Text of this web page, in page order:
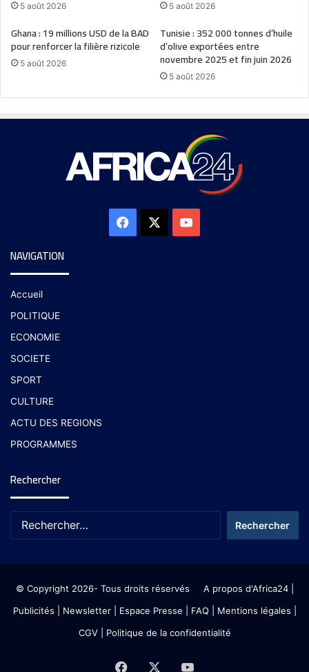
5 août 2026 5 août 2026
Ghana : 19 millions USD de la BAD
pour renforcer la filière rizicole
5 août 2026
Tunisie : 352 000 tonnes d’huile
d’olive exportées entre
novembre 2025 et fin juin 2026
5 août 2026
NAVIGATION
Accueil
POLITIQUE
ECONOMIE
SOCIETE
SPORT
CULTURE
ACTU DES REGIONS
PROGRAMMES
Rechercher
© Copyright 2026- Tous droits réservés A propos d'Africa24|
Publicités
Newsletter| Espace Presse | FAQ | Mentions légales
CGV| Politique de la confidentialité